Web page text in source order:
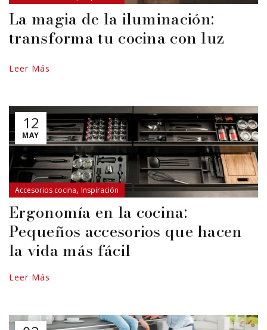
La magia de la iluminación:
transforma tu cocina con luz
Leer Más
12
MAY
Accesorios cocina, Inspiración
Ergonomía en la cocina:
Pequeños accesorios que hacen
la vida más fácil
Leer Más